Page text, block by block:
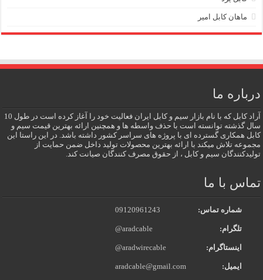
ماهان کابل امیر
درباره ما
آراد کابل که با نام بازار سیم و کابل ایران فعالیت خود را آغاز کرده است در طول 10
سال گذشته توانسته است با حذف واسطه ها و همچنین ارائه بهترین قیمت سیم و
کابل همکاری گسترده ای با پروژه های سراسر کشور داشته باشد. در این راستا این
مجموعه تلاش میکند با ارائه بهترین محصولات تولید داخل ضمن حمایت از
تولیدکنندگان سیم و کابل ، از حقوق مصرف کنندگان صیانت کند.
تماس با ما
شماره تماس: 09120961243
تلگرام: @aradcable
اینستاگرام: @aradwirecable
ایمیل: aradcable@gmail.com